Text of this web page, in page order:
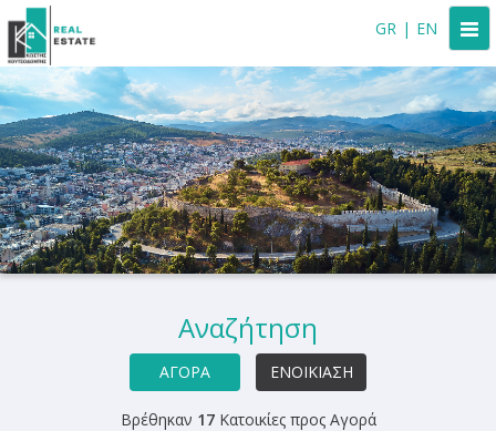
GR | EN
Αναζήτηση
ΑΓΟΡΆ ΕΝΟΙΚΊΑΣΗ
Βρέθηκαν 17Κατοικίες προς Αγορά